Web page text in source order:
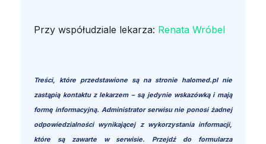
Przy współudziale lekarza: Renata Wróbel
Treści, które przedstawione są na stronie halomed.pl nie
zastąpią kontaktu z lekarzem – są jedynie wskazówką i mają
formę informacyjną. Administrator serwisu nie ponosi żadnej
odpowiedzialności wynikającej z wykorzystania informacji,
które są zawarte w serwisie. Przejdź do formularza